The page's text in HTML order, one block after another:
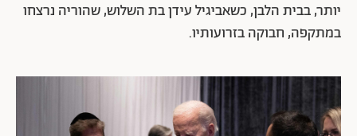
יותר, בבית הלבן, כשאביגיל עידן בת השלוש, שהוריה נרצחו
במתקפה, חבוקה בזרועותיו.